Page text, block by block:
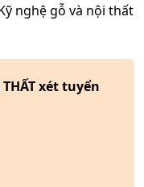
nghệ gỗ và nội thất
THẤT xét tuyển